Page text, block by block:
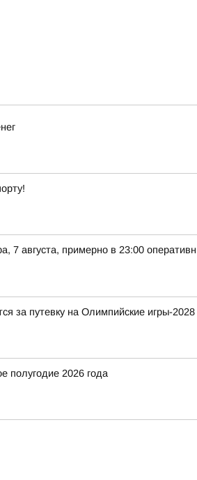
августа, примерно в 23:00
за путевку на Олимпийские игры-2028
полугодие 2026 года